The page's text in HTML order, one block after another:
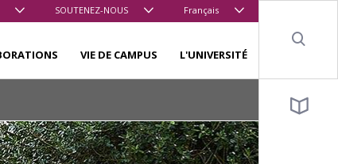
SOUTENEZ-NOUS Français
VIE DE CAMPUS L'UNIVERSITÉ